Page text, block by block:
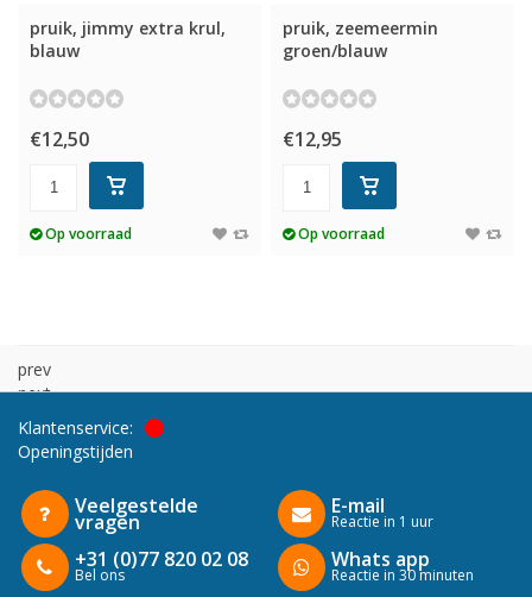
pruik, jimmy extra krul,
blauw
€12,50
Op voorraad
pruik, zeemeermin
groen/blauw
€12,95
Op voorraad
prev
next
Klantenservice:
Openingstijden
Veelgestelde
vragen
+31 (0)77 820 02 08
Bel ons
E-mail
Reactie in 1 uur
Whats app
Reactie in 30 minuten